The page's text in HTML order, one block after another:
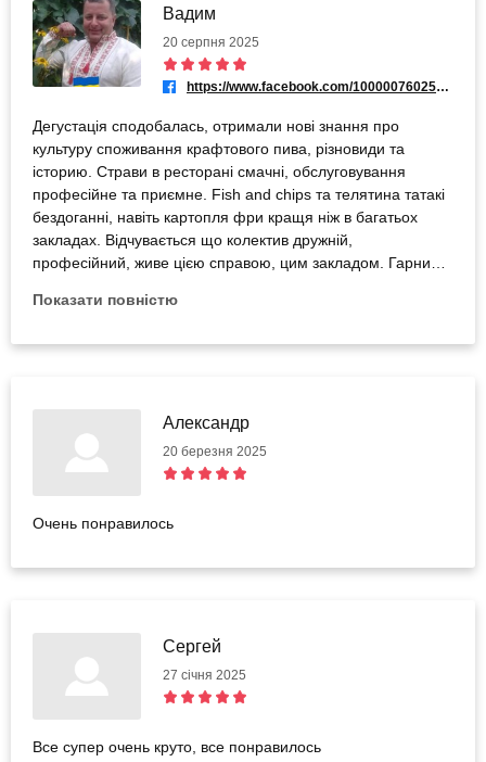
Вадим
20 серпня 2025
https://www.facebook.com/100000760257164
Дегустація сподобалась, отримали нові знання про
культуру споживання крафтового пива, різновиди та
історию. Страви в ресторані смачні, обслуговування
професійне та приємне. Fish and chips та телятина татакі
бездоганні, навіть картопля фри кращя ніж в багатьох
закладах. Відчувається що колектив дружній,
професійний, живе цією справою, цим закладом. Гарний
Показати повністю
Александр
20 березня 2025
Очень понравилось
Сергей
27 січня 2025
Все супер очень круто, все понравилось